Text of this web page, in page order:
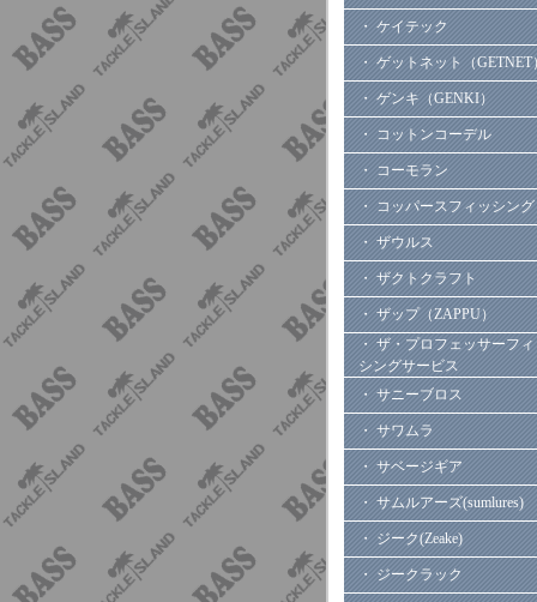
・ ケイテック
・ ゲットネット（GETNET
・ ゲンキ（GENKI）
・ コットンコーデル
・ コーモラン
・ コッパースフィッシング
・ ザウルス
・ ザクトクラフト
・ ザップ（ZAPPU）
・ ザ・プロフェッサーフ
シングサービス
・ サニーブロス
・ サワムラ
・ サベージギア
・ サムルアーズ(sumlures)
・ ジーク(Zeake)
・ ジークラック